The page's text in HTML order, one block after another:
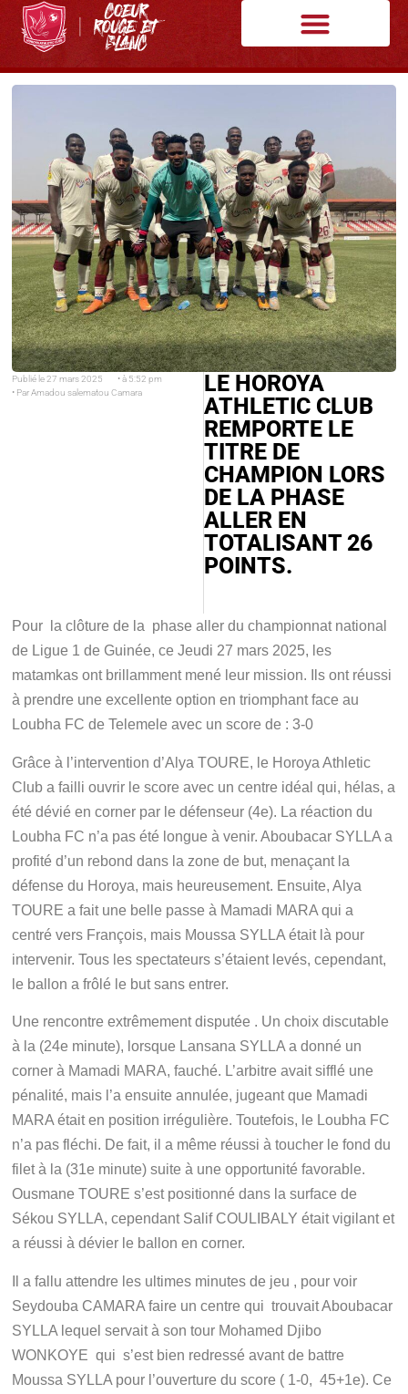
Publié le 27 mars 2025 • à 5:52 pm
• ParAmadou salematou Camara
LE HOROYA
ATHLETIC CLUB
REMPORTE LE
TITRE DE
CHAMPION LORS
DE LA PHASE
ALLER EN
TOTALISANT 26
POINTS.
Pour la clôture de la phase aller du championnat national
de Ligue 1 de Guinée, ce Jeudi 27 mars 2025, les
matamkas ont brillamment mené leur mission. Ils ont réussi
à prendre une excellente option en triomphant face au
Loubha FC de Telemele avec un score de : 3-0
Grâce à l’intervention d’Alya TOURE, le Horoya Athletic
Club a failli ouvrir le score avec un centre idéal qui, hélas, a
été dévié en corner par le défenseur (4e). La réaction du
Loubha FC n’a pas été longue à venir. Aboubacar SYLLA a
profité d’un rebond dans la zone de but, menaçant la
défense du Horoya, mais heureusement. Ensuite, Alya
TOURE a fait une belle passe à Mamadi MARA qui a
centré vers François, mais Moussa SYLLA était là pour
intervenir. Tous les spectateurs s’étaient levés, cependant,
le ballon a frôlé le but sans entrer.
Une rencontre extrêmement disputée . Un choix discutable
à la (24e minute), lorsque Lansana SYLLA a donné un
corner à Mamadi MARA, fauché. L’arbitre avait sifflé une
pénalité, mais l’a ensuite annulée, jugeant que Mamadi
MARA était en position irrégulière. Toutefois, le Loubha FC
n’a pas fléchi. De fait, il a même réussi à toucher le fond du
filet à la (31e minute) suite à une opportunité favorable.
Ousmane TOURE s’est positionné dans la surface de
Sékou SYLLA, cependant Salif COULIBALY était vigilant et
a réussi à dévier le ballon en corner.
Il a fallu attendre les ultimes minutes de jeu , pour voir
Seydouba CAMARA faire un centre qui trouvait Aboubacar
SYLLA lequel servait à son tour Mohamed Djibo
WONKOYE qui s’est bien redressé avant de battre
Moussa SYLLA pour l’ouverture du score ( 1-0, 45+1e). Ce